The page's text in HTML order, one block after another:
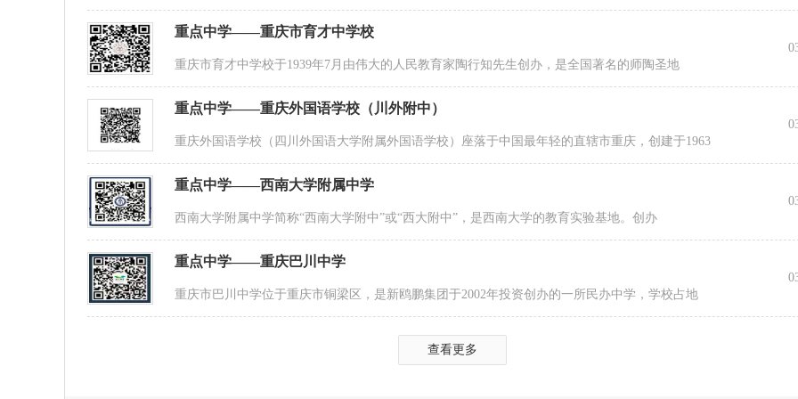
重点中学——重庆市育才中学校
重庆市育才中学校于1939年7月由伟大的人民教育家陶行知先生创办，是全国著名的师陶圣地
重点中学——重庆外国语学校（川外附中）
重庆外国语学校（四川外国语大学附属外国语学校）座落于中国最年轻的直辖市重庆，创建于1963
重点中学——西南大学附属中学
西南大学附属中学简称“西南大学附中”或“西大附中”，是西南大学的教育实验基地。创办
重点中学——重庆巴川中学
重庆市巴川中学位于重庆市铜梁区，是新鸥鹏集团于2002年投资创办的一所民办中学，学校占地
查看更多